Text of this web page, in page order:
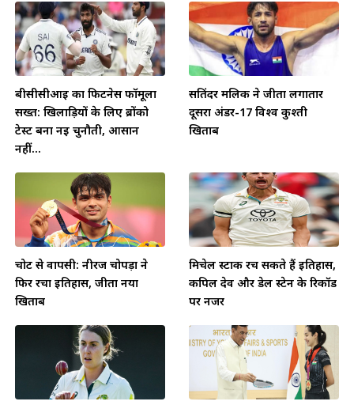
बीसीसीआई का फिटनेस फॉर्मूला
सख्त: खिलाड़ियों के लिए ब्रोंको
टेस्ट बना नई चुनौती, आसान
नहीं...
सतिंदर मलिक ने जीता लगातार
दूसरा अंडर-17 विश्व कुश्ती
खिताब
चोट से वापसी: नीरज चोपड़ा ने
फिर रचा इतिहास, जीता नया
खिताब
मिचेल स्टार्क रच सकते हैं इतिहास,
कपिल देव और डेल स्टेन के रिकॉर्ड
पर नजर